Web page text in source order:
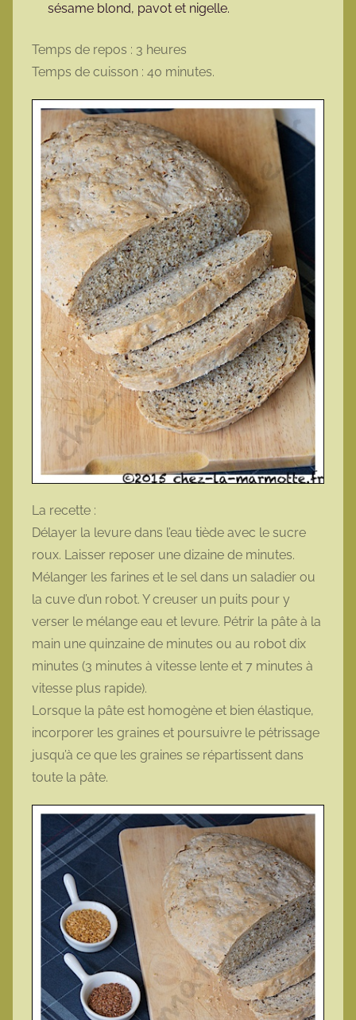
sésame blond, pavot et nigelle.
Temps de repos : 3 heures
Temps de cuisson : 40 minutes.
La recette :
Délayer la levure dans l’eau tiède avec le sucre
roux. Laisser reposer une dizaine de minutes.
Mélanger les farines et le sel dans un saladier ou
la cuve d’un robot. Y creuser un puits pour y
verser le mélange eau et levure. Pétrir la pâte à la
main une quinzaine de minutes ou au robot dix
minutes (3 minutes à vitesse lente et 7 minutes à
vitesse plus rapide).
Lorsque la pâte est homogène et bien élastique,
incorporer les graines et poursuivre le pétrissage
jusqu’à ce que les graines se répartissent dans
toute la pâte.